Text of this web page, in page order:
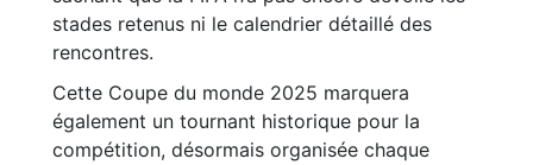
stades retenus ni le calendrier détaillé des
rencontres.
Cette Coupe du monde 2025 marquera
également un tournant historique pour la
compétition, désormais organisée chaque